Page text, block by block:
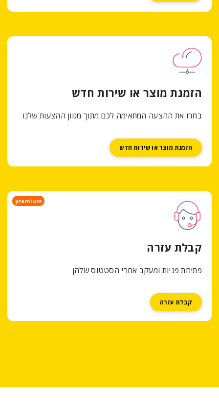
dengan protokol S3 untuk kemudahan
פרטים נוספים
או שירות חדש
המתאימה לכם מתוך מגוון ההצעות שלנו
שירות חדש
ומעקב אחרי הסטטוס שלהן